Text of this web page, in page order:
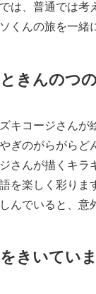
は、普通では
くんの旅を一緒
きんのつ
キコージさんが
ぎのがらがらど
さんが描くキ
を楽しく彩りま
んでいると、意
きいてい